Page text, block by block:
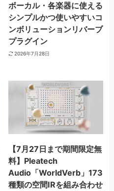
ボーカル・各楽器に使える
シンプルかつ使いやすいコ
ンボリューションリバーブ
プラグイン
2026年7月28日
【7月27日まで期間限定無
料】Pleatech
Audio「WorldVerb」173
種類の空間IRを組み合わせ